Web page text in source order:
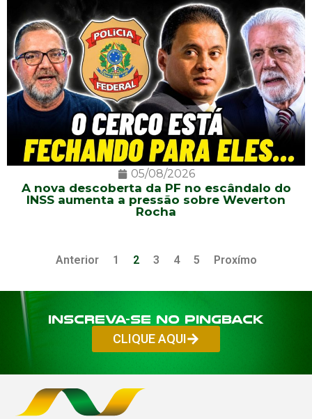
05/08/2026
A nova descoberta da PF no escândalo do
INSS aumenta a pressão sobre Weverton
Rocha
Anterior 1 2 3 4 5 Proxímo
Inscreva-se no PINGBACK
CLIQUE AQUI